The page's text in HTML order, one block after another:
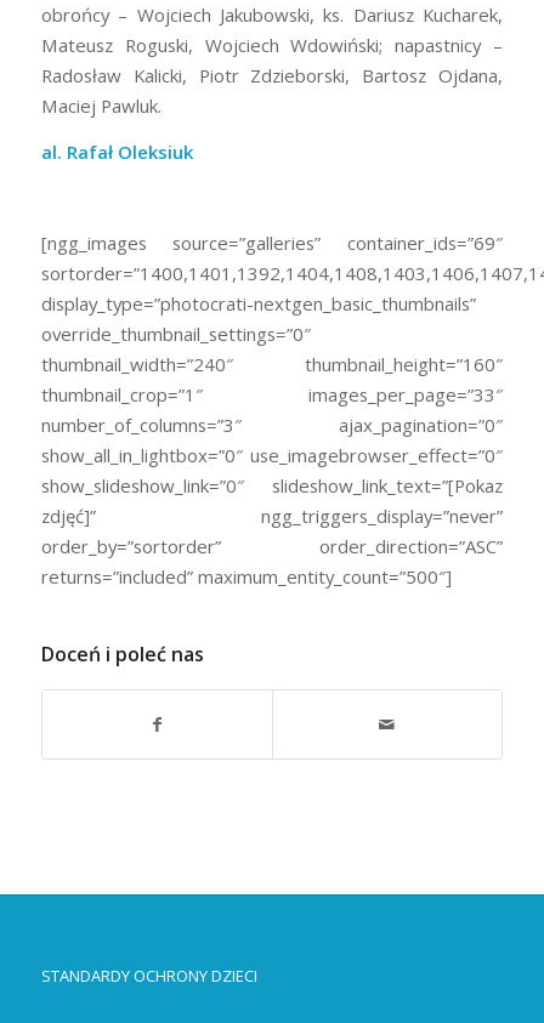
obrońcy – Wojciech Jakubowski, ks. Dariusz Kucharek,
Mateusz Roguski, Wojciech Wdowiński; napastnicy –
Radosław Kalicki, Piotr Zdzieborski, Bartosz Ojdana,
Maciej Pawluk.
al. Rafał Oleksiuk
[ngg_images source=”galleries” container_ids=”69″
display_type=”photocrati-nextgen_basic_thumbnails”
override_thumbnail_settings=”0″
thumbnail_width=”240″ thumbnail_height=”160″
thumbnail_crop=”1″ images_per_page=”33″
number_of_columns=”3″ ajax_pagination=”0″
show_all_in_lightbox=”0″ use_imagebrowser_effect=”0″
show_slideshow_link=”0″ slideshow_link_text=”[Pokaz
zdjęć]” ngg_triggers_display=”never”
order_by=”sortorder” order_direction=”ASC”
returns=”included” maximum_entity_count=”500″]
Doceń i poleć nas
STANDARDY OCHRONY DZIECI